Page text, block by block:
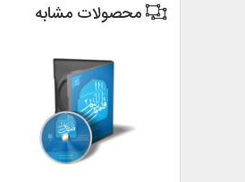
محصولات مشابه